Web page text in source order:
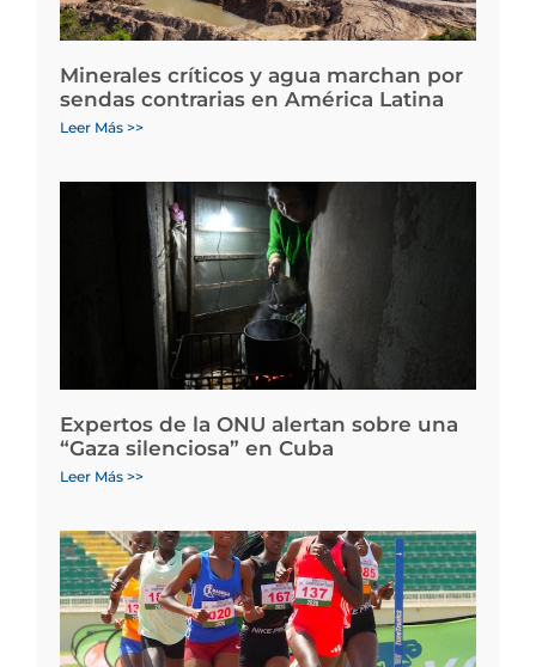
Minerales críticos y agua marchan por
sendas contrarias en América Latina
Leer Más >>
Expertos de la ONU alertan sobre una
“Gaza silenciosa” en Cuba
Leer Más >>